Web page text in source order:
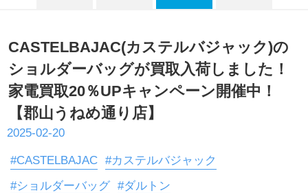
CASTELBAJAC(カステルバジャック)の
ショルダーバッグが買取入荷しました！
家電買取20％UPキャンペーン開催中！
【郡山うねめ通り店】
2025-02-20
#CASTELBAJAC #カステルバジャック
#ショルダーバッグ #ダルトン